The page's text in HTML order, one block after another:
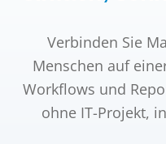
Verbinden Sie
Menschen auf
Workflows und
ohne IT-Projekt,